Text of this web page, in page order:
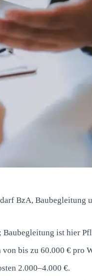
BzA, Baubegleitung
Baubegleitung ist hier
bis zu 60.000 € pro
2.000–4.000 €.